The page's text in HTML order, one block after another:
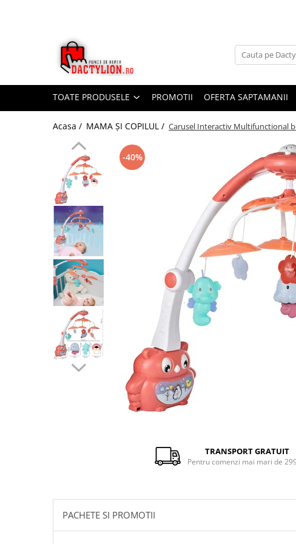
TOATE PRODUSELE PROMOTII OFERTA SAPTAMANII
Acasa / MAMA ȘI COPILUL / Carusel Interactiv Multifunctional
-40%
Facebook
TRANSPORT GRATUIT
Pentru comenzi mai mari de
PACHETE SI PROMOTII